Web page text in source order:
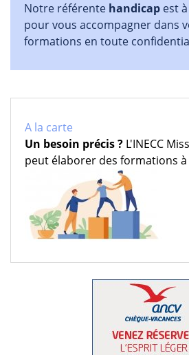
Notre référente handicap est
pour vous accompagner dans
formations en toute
A la carte
Un besoin précis ? L'INECC
peut élaborer des formations à